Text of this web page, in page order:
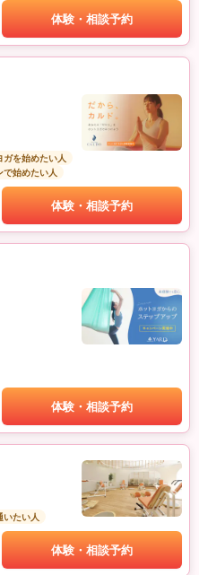
体験・相談予約
ガを始めたい人
で始めたい人
体験・相談予約
体験・相談予約
いたい人
体験・相談予約